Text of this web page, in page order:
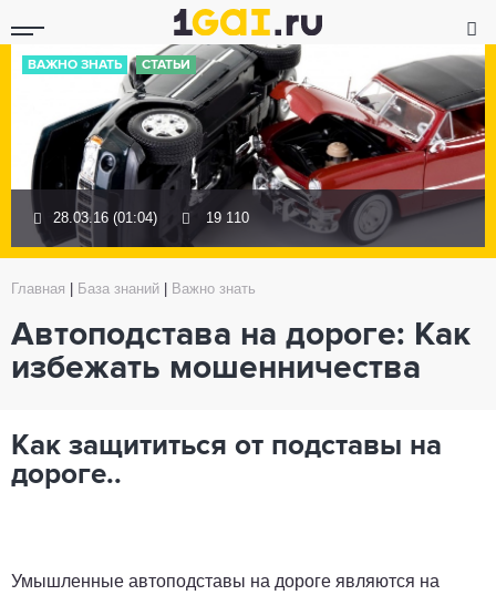
ВАЖНО ЗНАТЬ СТАТЬИ
28.03.16 (01:04) 19 110
Главная База знаний Важно знать
Автоподстава на дороге: Как
избежать мошенничества
Как защититься от подставы на
дороге..
Умышленные автоподставы на дороге являются на